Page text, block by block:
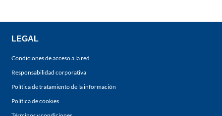
LEGAL
Condiciones de acceso a la red
Responsabilidad corporativa
Política de tratamiento de la información
Política de cookies